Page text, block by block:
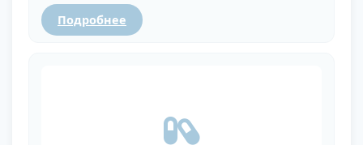
Подробнее